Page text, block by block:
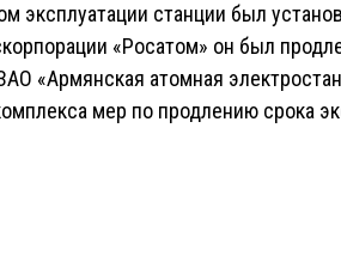
эксплуатации станции был
«Росатом» он был
«Армянская атомная
мер по продлению срока